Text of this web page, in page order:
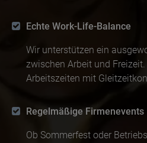
Echte Work-Life-Balance
Wir unterstützen ein
zwischen Arbeit und
Arbeitszeiten mit
Regelmäßige Firmen­events
Ob Sommerfest oder